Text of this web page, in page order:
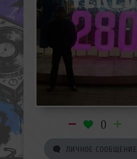
0
ЛИЧНОЕ СООБЩЕНИЕ